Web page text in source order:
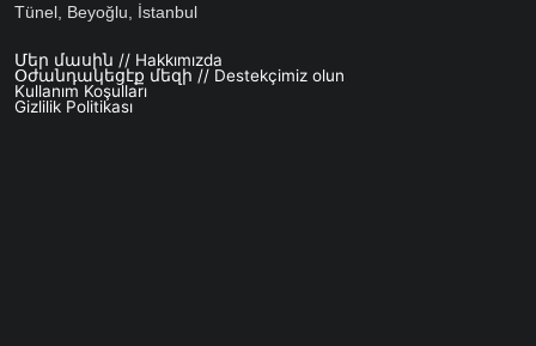
Tünel, Beyoğlu, İstanbul
Footer menu
Մեր մասին // Hakkımızda
Օժանդակեցէք մեզի // Destekçimiz olun
Kullanım Koşulları
Gizlilik Politikası